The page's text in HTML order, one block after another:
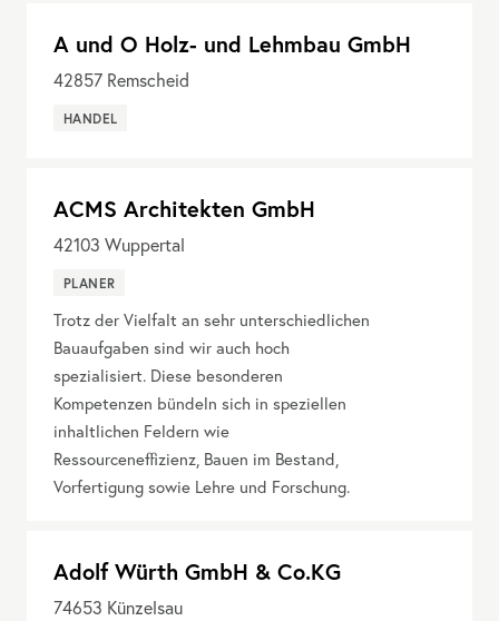
A und O Holz- und Lehmbau GmbH
42857 Remscheid
HANDEL
ACMS Architekten GmbH
42103 Wuppertal
PLANER
Trotz der Vielfalt an sehr unterschiedlichen
Bauaufgaben sind wir auch hoch
spezialisiert. Diese besonderen
Kompetenzen bündeln sich in speziellen
inhaltlichen Feldern wie
Ressourceneffizienz, Bauen im Bestand,
Vorfertigung sowie Lehre und Forschung.
Adolf Würth GmbH & Co.KG
74653 Künzelsau